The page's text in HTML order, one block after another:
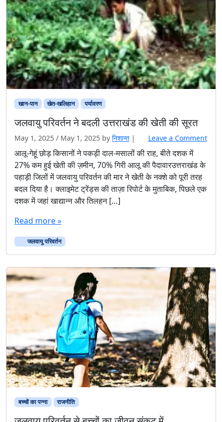
खान-पान खेत-खलिहान पर्यावरण
जलवायु परिवर्तन ने बदली उत्तराखंड की खेती की सूरत
May 1, 2025 / May 1, 2025 by निशान्त | Leave a Comment
आलू-गेहूं छोड़ किसानों ने पकड़ी दाल-मसालों की राह, बीते दशक में
27% कम हुई खेती की ज़मीन, 70% गिरी आलू की पैदावारउत्तराखंड के
पहाड़ी जिलों में जलवायु परिवर्तन की मार ने खेती के नक्शे को पूरी तरह
बदल दिया है। क्लाइमेट ट्रेंड्स की ताज़ा रिपोर्ट के मुताबिक, पिछले एक
दशक में जहां खाद्यान्न और तिलहन […]
Read more »
जलवायु परिवर्तन
बच्चों का पन्ना राजनीति